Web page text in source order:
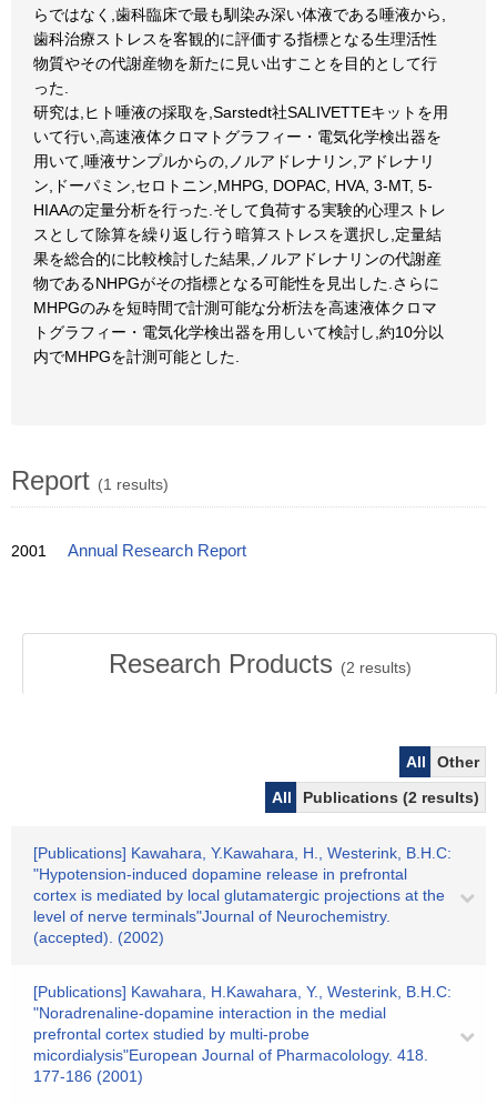
らではなく,歯科臨床で最も馴染み深い体液である唾液から,
歯科治療ストレスを客観的に評価する指標となる生理活性
物質やその代謝産物を新たに見い出すことを目的として行
った.
研究は,ヒト唾液の採取を,Sarstedt社SALIVETTEキットを用
いて行い,高速液体クロマトグラフィー・電気化学検出器を
用いて,唾液サンプルからの,ノルアドレナリン,アドレナリ
ン,ドーパミン,セロトニン,MHPG, DOPAC, HVA, 3-MT, 5-
HIAAの定量分析を行った.そして負荷する実験的心理ストレ
スとして除算を繰り返し行う暗算ストレスを選択し,定量結
果を総合的に比較検討した結果,ノルアドレナリンの代謝産
物であるNHPGがその指標となる可能性を見出した.さらに
MHPGのみを短時間で計測可能な分析法を高速液体クロマ
トグラフィー・電気化学検出器を用しいて検討し,約10分以
内でMHPGを計測可能とした.
Report (1 results)
2001 Annual Research Report
Research Products (2 results)
All
Other
All
Publications (2 results)
[Publications] Kawahara, Y.Kawahara, H., Westerink, B.H.C:
"Hypotension-induced dopamine release in prefrontal
cortex is mediated by local glutamatergic projections at the
level of nerve terminals"Journal of Neurochemistry.
(accepted). (2002)
[Publications] Kawahara, H.Kawahara, Y., Westerink, B.H.C:
"Noradrenaline-dopamine interaction in the medial
prefrontal cortex studied by multi-probe
micordialysis"European Journal of Pharmacolology. 418.
177-186 (2001)